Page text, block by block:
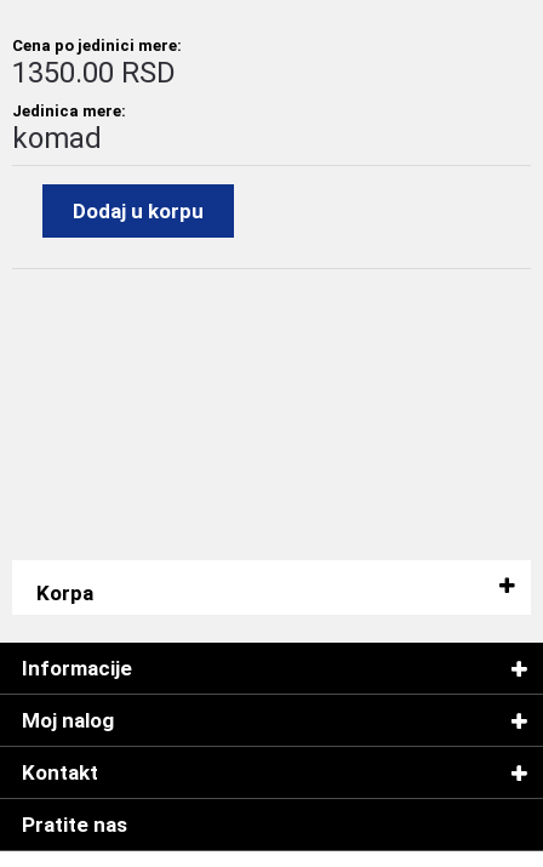
Cena po jedinici mere:
1350.00 RSD
Jedinica mere:
komad
Dodaj u korpu
Korpa
Informacije
Moj nalog
Kontakt
Pratite nas